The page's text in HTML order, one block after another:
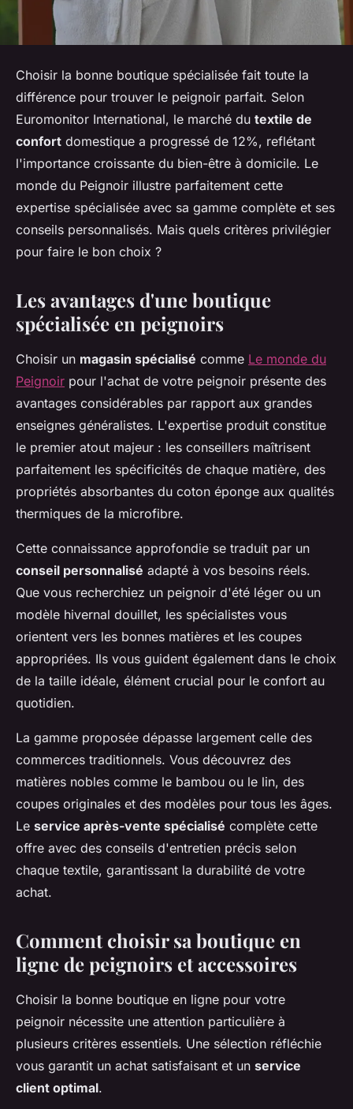
Choisir la bonne boutique spécialisée fait toute la
différence pour trouver le peignoir parfait. Selon
Euromonitor International, le marché du textile de
confort domestique a progressé de 12%, reflétant
l'importance croissante du bien-être à domicile. Le
monde du Peignoir illustre parfaitement cette
expertise spécialisée avec sa gamme complète et ses
conseils personnalisés. Mais quels critères privilégier
pour faire le bon choix ?
Les avantages d'une boutique
spécialisée en peignoirs
Choisir un magasin spécialisé comme Le monde du
Peignoir pour l'achat de votre peignoir présente des
avantages considérables par rapport aux grandes
enseignes généralistes. L'expertise produit constitue
le premier atout majeur : les conseillers maîtrisent
parfaitement les spécificités de chaque matière, des
propriétés absorbantes du coton éponge aux qualités
thermiques de la microfibre.
Cette connaissance approfondie se traduit par un
conseil personnalisé adapté à vos besoins réels.
Que vous recherchiez un peignoir d'été léger ou un
modèle hivernal douillet, les spécialistes vous
orientent vers les bonnes matières et les coupes
appropriées. Ils vous guident également dans le choix
de la taille idéale, élément crucial pour le confort au
quotidien.
La gamme proposée dépasse largement celle des
commerces traditionnels. Vous découvrez des
matières nobles comme le bambou ou le lin, des
coupes originales et des modèles pour tous les âges.
Le service après-vente spécialisé complète cette
offre avec des conseils d'entretien précis selon
chaque textile, garantissant la durabilité de votre
achat.
Comment choisir sa boutique en
ligne de peignoirs et accessoires
Choisir la bonne boutique en ligne pour votre
peignoir nécessite une attention particulière à
plusieurs critères essentiels. Une sélection réfléchie
vous garantit un achat satisfaisant et un service
client optimal.